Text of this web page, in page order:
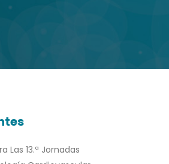
Las 13.ª Jornadas